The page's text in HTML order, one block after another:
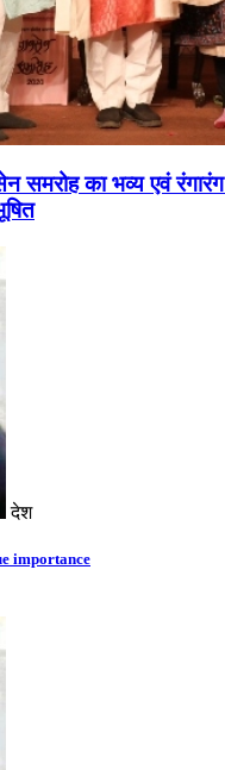
समरोह का भव्य एवं
देश
importance